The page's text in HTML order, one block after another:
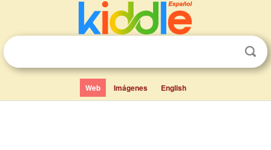
Web Imágenes English